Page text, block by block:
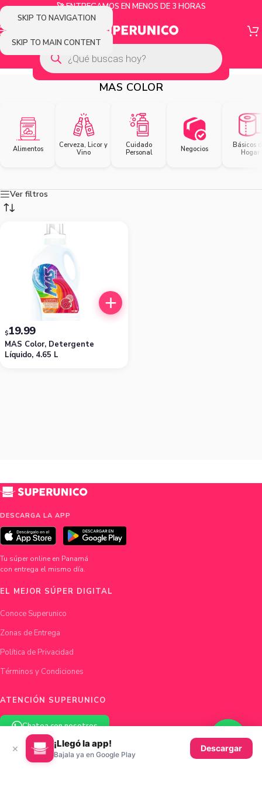
SKIP TO NAVIGATION
SKIP TO MAIN CONTENT
🚀 ENTREGAMOS EN MENOS DE 3 HORAS
MAS COLOR
Alimentos
Cerveza, Licor y
Vino
Cuidado
Personal
Negocios
Básicos
Hogar
Ver filtros
MAS Color, Detergente
Líquido, 4.65 L
$19.99
DESCARGA LA APP
Tu súper online en Panamá
con entrega el mismo día.
EL MEJOR SÚPER DIGITAL
Conoce Superunico
Zonas de Entrega
Política de Privacidad
Términos y Condiciones
ATENCIÓN SUPERUNICO
Chatea con nosotros
hola@superunico.com
× ¡Llegó la app!
Bajala ya en Google Play
Descargar